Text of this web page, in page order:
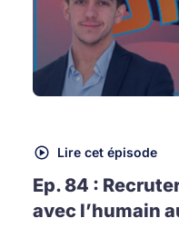
Lire cet épisode
Ep. 84 :
avec l’humain